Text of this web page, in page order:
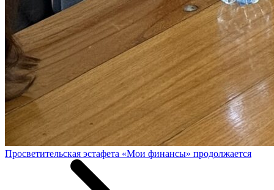
Просветительская эстафета «Мои финансы» продолжается